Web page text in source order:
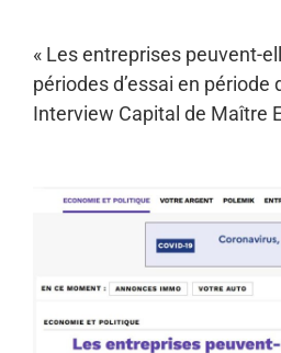
« Les entreprises peuvent-
périodes d’essai en période
Interview Capital de Maître